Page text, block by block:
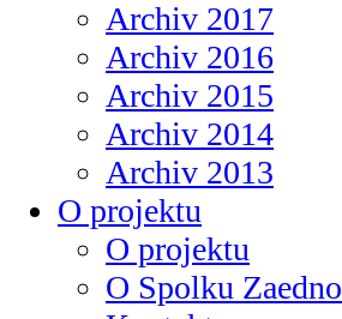
Archiv 2017
Archiv 2016
Archiv 2015
Archiv 2014
Archiv 2013
O projektu
O projektu
O Spolku Zaedno